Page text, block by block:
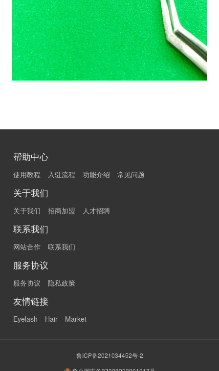
帮助中心
使用教程 入驻流程 功能介绍 常见问题
关于我们
关于我们 招商加盟 人才招聘
联系我们
网站合作 联系我们
服务协议
服务协议 隐私政策
友情链接
Eyelash Hair Market
鲁ICP备2021034452号-2